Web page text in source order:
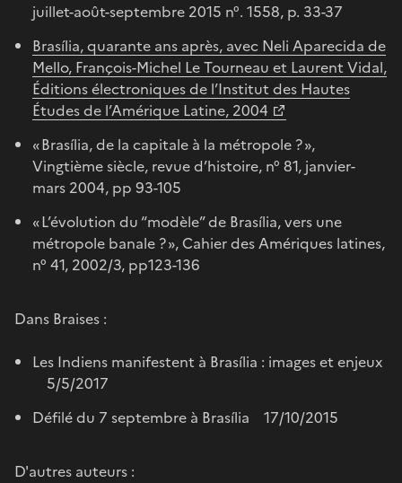
juillet-août-septembre 2015 n°. 1558, p. 33-37
Brasília, quarante ans après, avec Neli Aparecida de
Mello, François-Michel Le Tourneau et Laurent Vidal,
Éditions électroniques de l’Institut des Hautes
Études de l’Amérique Latine, 2004
« Brasília, de la capitale à la métropole ? »,
Vingtième siècle, revue d’histoire, n° 81, janvier-
mars 2004, pp 93-105
« L’évolution du “modèle” de Brasília, vers une
métropole banale ? », Cahier des Amériques latines,
n° 41, 2002/3, pp123-136
Dans Braises :
Les Indiens manifestent à Brasília : images et enjeux
5/5/2017
Défilé du 7 septembre à Brasília 17/10/2015
D'autres auteurs :